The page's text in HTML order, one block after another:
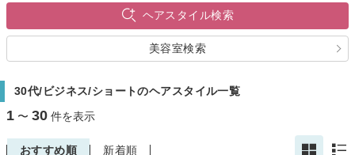
ヘアスタイル検索
美容室検索
30代/ビジネス/ショートのヘアスタイル一覧
1 〜 30 件を表示
おすすめ順 新着順